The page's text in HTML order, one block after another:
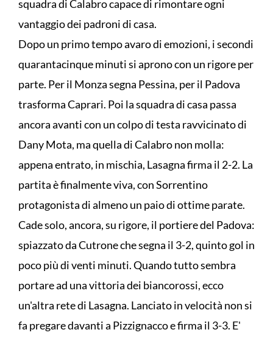
squadra di Calabro capace di rimontare ogni
vantaggio dei padroni di casa.
Dopo un primo tempo avaro di emozioni, i secondi
quarantacinque minuti si aprono con un rigore per
parte. Per il Monza segna Pessina, per il Padova
trasforma Caprari. Poi la squadra di casa passa
ancora avanti con un colpo di testa ravvicinato di
Dany Mota, ma quella di Calabro non molla:
appena entrato, in mischia, Lasagna firma il 2-2. La
partita è finalmente viva, con Sorrentino
protagonista di almeno un paio di ottime parate.
Cade solo, ancora, su rigore, il portiere del Padova:
spiazzato da Cutrone che segna il 3-2, quinto gol in
poco più di venti minuti. Quando tutto sembra
portare ad una vittoria dei biancorossi, ecco
un'altra rete di Lasagna. Lanciato in velocità non si
fa pregare davanti a Pizzignacco e firma il 3-3. E'